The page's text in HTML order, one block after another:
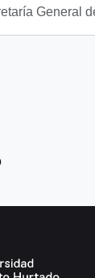
General